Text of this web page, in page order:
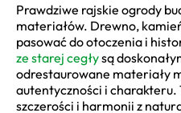
Prawdziwe rajskie ogrody
materiałów. Drewno,
pasować do otoczenia i
ze starej cegłysą
odrestaurowane materiały
autentyczności i charakteru.
szczerości i harmonii z